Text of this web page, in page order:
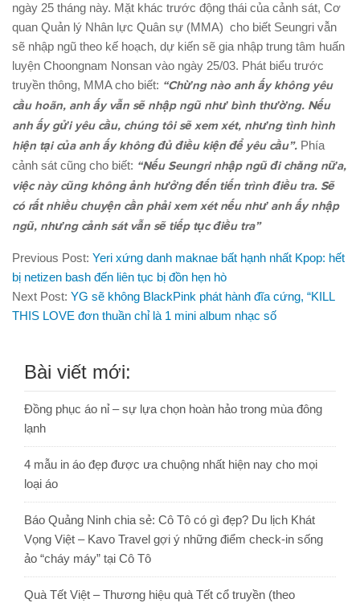
ngày 25 tháng này. Mặt khác trước động thái của cảnh sát, Cơ
quan Quản lý Nhân lực Quân sự (MMA) cho biết Seungri vẫn
sẽ nhập ngũ theo kế hoạch, dự kiến sẽ gia nhập trung tâm huấn
luyện Choongnam Nonsan vào ngày 25/03. Phát biểu trước
truyền thông, MMA cho biết: “Chừng nào anh ấy không yêu
cầu hoãn, anh ấy vẫn sẽ nhập ngũ như bình thường. Nếu
anh ấy gửi yêu cầu, chúng tôi sẽ xem xét, nhưng tình hình
hiện tại của anh ấy không đủ điều kiện để yêu cầu”. Phía
cảnh sát cũng cho biết: “Nếu Seungri nhập ngũ đi chăng nữa,
việc này cũng không ảnh hưởng đến tiến trình điều tra. Sẽ
có rất nhiều chuyện cần phải xem xét nếu như anh ấy nhập
ngũ, nhưng cảnh sát vẫn sẽ tiếp tục điều tra”
Previous Post: Yeri xứng danh maknae bất hạnh nhất Kpop: hết
bị netizen bash đến liên tục bị đồn hẹn hò
Next Post: YG sẽ không BlackPink phát hành đĩa cứng, “KILL
THIS LOVE đơn thuần chỉ là 1 mini album nhạc số
Bài viết mới:
Đồng phục áo nỉ – sự lựa chọn hoàn hảo trong mùa đông
lạnh
4 mẫu in áo đẹp được ưa chuộng nhất hiện nay cho mọi
loại áo
Báo Quảng Ninh chia sẻ: Cô Tô có gì đẹp? Du lịch Khát
Vọng Việt – Kavo Travel gợi ý những điểm check-in sống
ảo “cháy máy” tại Cô Tô
Quà Tết Việt – Thương hiệu quà Tết cổ truyền (theo